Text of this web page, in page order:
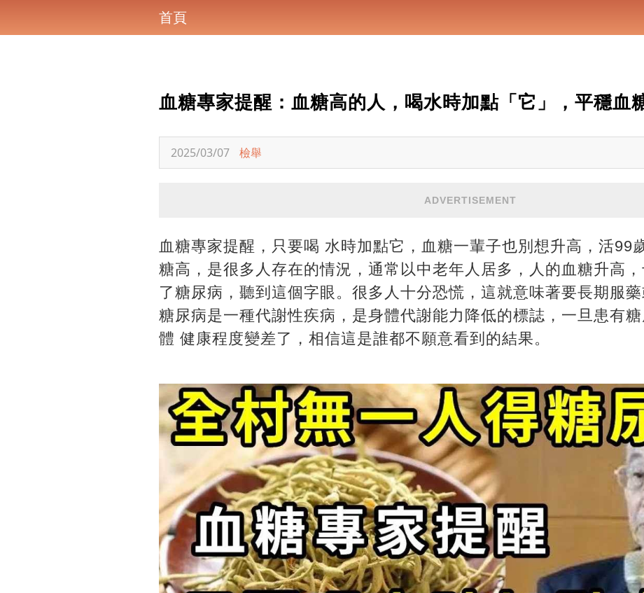
首頁
血糖專家提醒：血糖高的人，喝水時加點「它」，平穩血
2025/03/07 檢舉
ADVERTISEMENT
血糖專家提醒，只要喝 水時加點它，血糖一輩子也別想升高，活99
糖高，是很多人存在的情況，通常以中老年人居多，人的血糖升高
了糖尿病，聽到這個字眼。很多人十分恐慌，這就意味著要長期服藥
糖尿病是一種代謝性疾病，是身體代謝能力降低的標誌，一旦患有
體 健康程度變差了，相信這是誰都不願意看到的結果。